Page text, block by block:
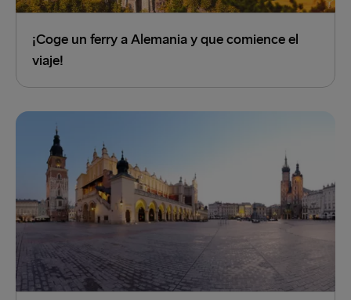
¡Coge un ferry a Alemania y que comience el
viaje!